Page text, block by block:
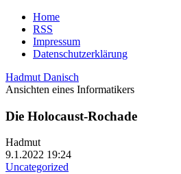
Home
RSS
Impressum
Datenschutzerklärung
Hadmut Danisch
Ansichten eines Informatikers
Die Holocaust-Rochade
Hadmut
9.1.2022 19:24
Uncategorized